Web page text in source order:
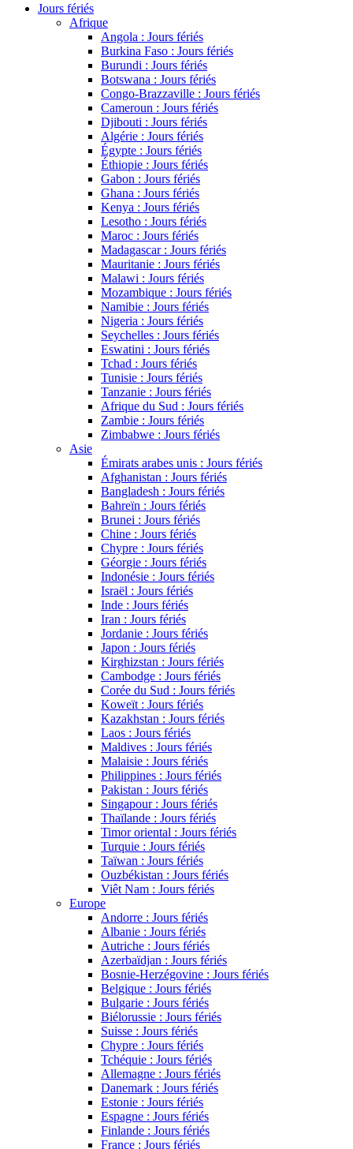
Jours fériés
Afrique
Angola : Jours fériés
Burkina Faso : Jours fériés
Burundi : Jours fériés
Botswana : Jours fériés
Congo-Brazzaville : Jours fériés
Cameroun : Jours fériés
Djibouti : Jours fériés
Algérie : Jours fériés
Égypte : Jours fériés
Éthiopie : Jours fériés
Gabon : Jours fériés
Ghana : Jours fériés
Kenya : Jours fériés
Lesotho : Jours fériés
Maroc : Jours fériés
Madagascar : Jours fériés
Mauritanie : Jours fériés
Malawi : Jours fériés
Mozambique : Jours fériés
Namibie : Jours fériés
Nigeria : Jours fériés
Seychelles : Jours fériés
Eswatini : Jours fériés
Tchad : Jours fériés
Tunisie : Jours fériés
Tanzanie : Jours fériés
Afrique du Sud : Jours fériés
Zambie : Jours fériés
Zimbabwe : Jours fériés
Asie
Émirats arabes unis : Jours fériés
Afghanistan : Jours fériés
Bangladesh : Jours fériés
Bahreïn : Jours fériés
Brunei : Jours fériés
Chine : Jours fériés
Chypre : Jours fériés
Géorgie : Jours fériés
Indonésie : Jours fériés
Israël : Jours fériés
Inde : Jours fériés
Iran : Jours fériés
Jordanie : Jours fériés
Japon : Jours fériés
Kirghizstan : Jours fériés
Cambodge : Jours fériés
Corée du Sud : Jours fériés
Koweït : Jours fériés
Kazakhstan : Jours fériés
Laos : Jours fériés
Maldives : Jours fériés
Malaisie : Jours fériés
Philippines : Jours fériés
Pakistan : Jours fériés
Singapour : Jours fériés
Thaïlande : Jours fériés
Timor oriental : Jours fériés
Turquie : Jours fériés
Taïwan : Jours fériés
Ouzbékistan : Jours fériés
Viêt Nam : Jours fériés
Europe
Andorre : Jours fériés
Albanie : Jours fériés
Autriche : Jours fériés
Azerbaïdjan : Jours fériés
Bosnie-Herzégovine : Jours fériés
Belgique : Jours fériés
Bulgarie : Jours fériés
Biélorussie : Jours fériés
Suisse : Jours fériés
Chypre : Jours fériés
Tchéquie : Jours fériés
Allemagne : Jours fériés
Danemark : Jours fériés
Estonie : Jours fériés
Espagne : Jours fériés
Finlande : Jours fériés
France : Jours fériés